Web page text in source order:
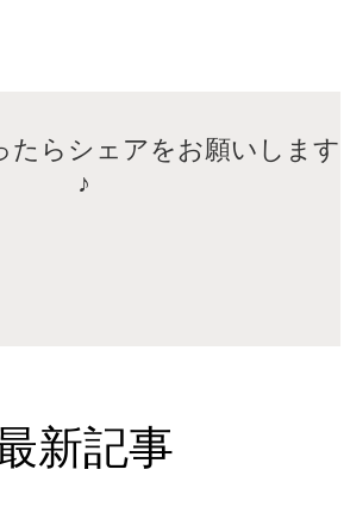
たらシェアをお願いします
♪
新記事